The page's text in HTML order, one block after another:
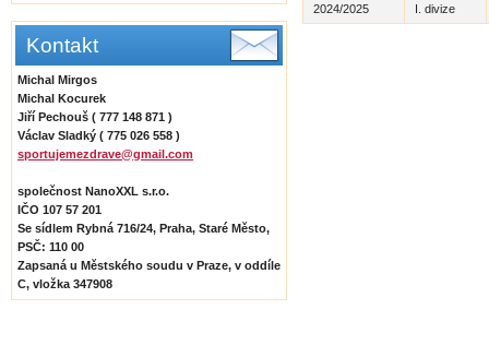
Kontakt
Michal Mirgos
Michal Kocurek
Jiří Pechouš ( 777 148 871 )
Václav Sladký ( 775 026 558 )
sportujemezdrave@gmail.com
společnost NanoXXL s.r.o.
IČO 107 57 201
Se sídlem Rybná 716/24, Praha, Staré Město,
PSČ: 110 00
Zapsaná u Městského soudu v Praze, v oddíle
C, vložka 347908
2024/2025 I. divize